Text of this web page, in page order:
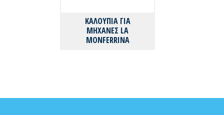
ΚΑΛΟΥΠΙΑ ΓΙΑ
ΜΗΧΑΝΕΣ LA
MONFERRINA